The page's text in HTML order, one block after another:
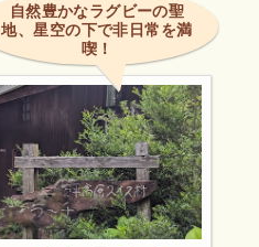
自然豊かなラグビーの聖
地、星空の下で非日常を満
喫！